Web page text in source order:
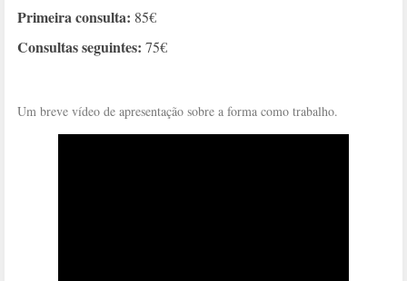
Primeira consulta: 85€
Consultas seguintes: 75€
Um breve vídeo de apresentação sobre a forma como trabalho.